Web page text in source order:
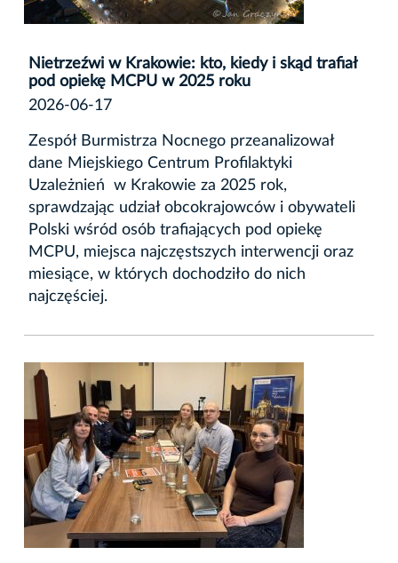
Nietrzeźwi w Krakowie: kto, kiedy i skąd trafiał
pod opiekę MCPU w 2025 roku
2026-06-17
Zespół Burmistrza Nocnego przeanalizował
dane Miejskiego Centrum Profilaktyki
Uzależnień w Krakowie za 2025 rok,
sprawdzając udział obcokrajowców i obywateli
Polski wśród osób trafiających pod opiekę
MCPU, miejsca najczęstszych interwencji oraz
miesiące, w których dochodziło do nich
najczęściej.